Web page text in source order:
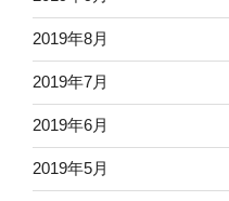
2019年8月
2019年7月
2019年6月
2019年5月